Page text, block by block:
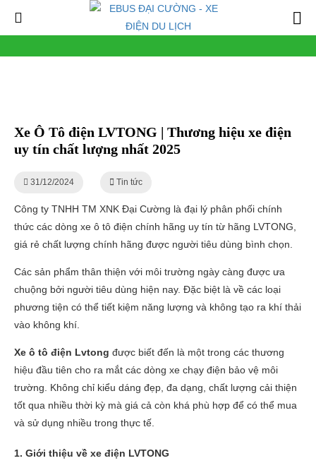
Xe Ô Tô điện LVTONG | Thương hiệu xe điện
uy tín chất lượng nhất 2025
31/12/2024 Tin tức
Công ty TNHH TM XNK Đại Cường là đại lý phân phối chính
thức các dòng xe ô tô điện chính hãng uy tín từ hãng LVTONG,
giá rẻ chất lượng chính hãng được người tiêu dùng bình chọn.
Các sản phẩm thân thiện với môi trường ngày càng được ưa
chuộng bởi người tiêu dùng hiện nay. Đặc biệt là về các loại
phương tiện có thể tiết kiệm năng lượng và không tạo ra khí thải
vào không khí.
Xe ô tô điện Lvtong được biết đến là một trong các thương
hiệu đầu tiên cho ra mắt các dòng xe chạy điện bảo vệ môi
trường. Không chỉ kiểu dáng đẹp, đa dạng, chất lượng cải thiện
tốt qua nhiều thời kỳ mà giá cả còn khá phù hợp để có thể mua
và sử dụng nhiều trong thực tế.
1. Giới thiệu về xe điện LVTONG